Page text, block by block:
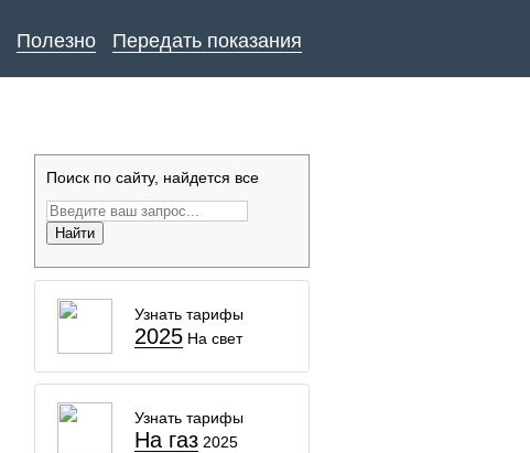
Полезно Передать показания
Поиск по сайту, найдется все
Найти
Узнать тарифы
2025 На свет
Узнать тарифы
На газ 2025